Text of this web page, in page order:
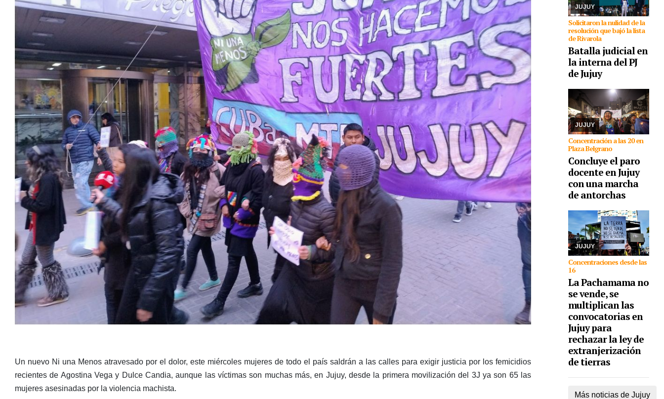
Un nuevo Ni una Menos atravesado por el dolor, este miércoles mujeres de todo el país saldrán a las calles para exigir justicia por los femicidios
recientes de Agostina Vega y Dulce Candia, aunque las víctimas son muchas más, en Jujuy, desde la primera movilización del 3J ya son 65 las
mujeres asesinadas por la violencia machista.
JUJUY
Solicitaron la nulidad de la
resolución que bajó la lista
de Rivarola
Batalla judicial en
la interna del PJ
de Jujuy
contienda ...
JUJUY
Concentración a las 20 en
Plaza Belgrano
Concluye el paro
docente en Jujuy
con una marcha
de antorchas
05/08/2026 La medida
de fuerza es llevada a
cabo por maestros y
ADEP, que hoy, se
presentarán tanto en el
Ministerio de Educación
como en Ca ...
JUJUY
Concentraciones desde las
16
La Pachamama no
se vende, se
multiplican las
convocatorias en
Jujuy para
rechazar la ley de
extranjerización
de tierras
05/08/2026
Comunidades
indígenas, sindicatos,
ambientalistas,
sociales, políticas y de
derechos humanos se
congregarán en la
capital, como así ta ...
Más noticias de Jujuy